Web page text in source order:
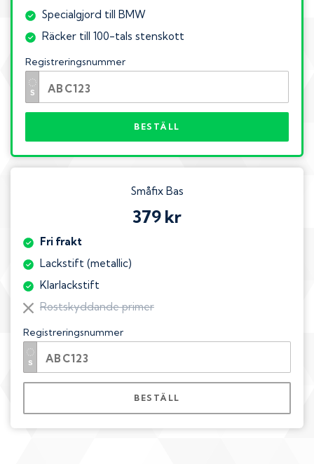
Specialgjord till BMW
Räcker till 100-tals stenskott
Registreringsnummer
BESTÄLL
Småfix Bas
379 kr
Fri frakt
Lackstift (metallic)
Klarlackstift
Rostskyddande primer
Registreringsnummer
BESTÄLL